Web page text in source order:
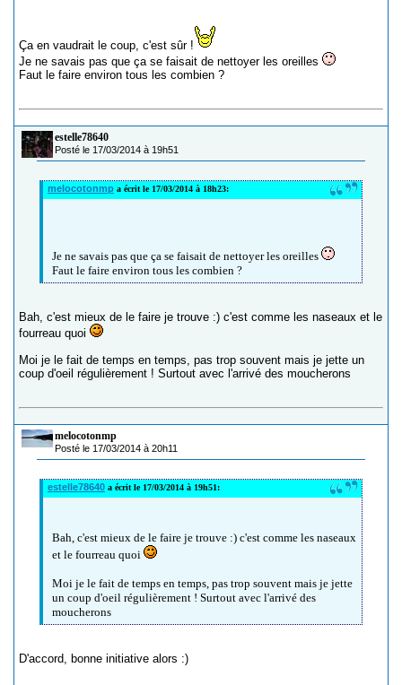
Ça en vaudrait le coup, c'est sûr !
Je ne savais pas que ça se faisait de nettoyer les oreilles
Faut le faire environ tous les combien ?
estelle78640
Posté le 17/03/2014 à 19h51
melocotonmp a écrit le 17/03/2014 à 18h23:
Je ne savais pas que ça se faisait de nettoyer les oreilles
Faut le faire environ tous les combien ?
Bah, c'est mieux de le faire je trouve :) c'est comme les naseaux et le
fourreau quoi
Moi je le fait de temps en temps, pas trop souvent mais je jette un
coup d'oeil régulièrement ! Surtout avec l'arrivé des moucherons
melocotonmp
Posté le 17/03/2014 à 20h11
estelle78640 a écrit le 17/03/2014 à 19h51:
Bah, c'est mieux de le faire je trouve :) c'est comme les naseaux
et le fourreau quoi
Moi je le fait de temps en temps, pas trop souvent mais je jette
un coup d'oeil régulièrement ! Surtout avec l'arrivé des
moucherons
D'accord, bonne initiative alors :)